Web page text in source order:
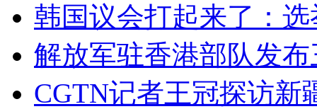
韩国议会打起来了：
解放军驻香港部队发
CGTN记者王冠探访新